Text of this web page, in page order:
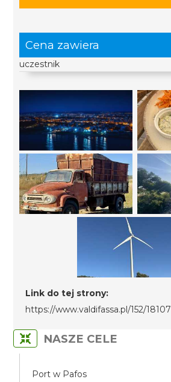
Cena zawiera
uczestnik
Link do tej strony:
https://www.valdifassa.pl/152/18107
NASZE CELE
Port w Pafos